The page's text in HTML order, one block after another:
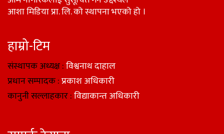
आशा मिडिया प्रा. लि. को स्थापना भएको हो ।
हाम्रो-टिम
संस्थापक अध्यक्ष :विश्वनाथ दाहाल
प्रधान सम्पादक :प्रकाश अधिकारी
कानुनी सल्लाहकार :विद्याकान्त अधिकारी